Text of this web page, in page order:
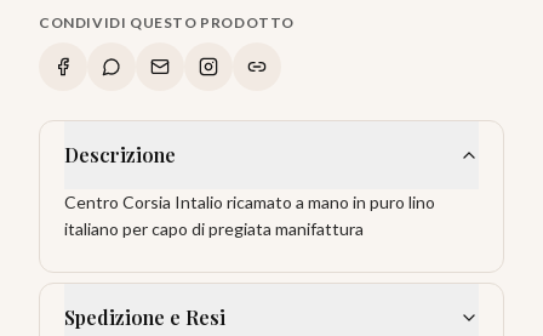
CONDIVIDI QUESTO PRODOTTO
Descrizione
Centro Corsia Intalio ricamato a mano in puro lino
italiano per capo di pregiata manifattura
Spedizione e Resi